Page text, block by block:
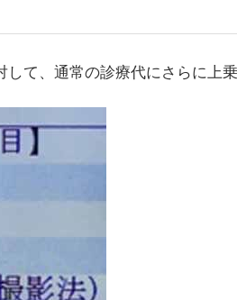
て、通常の診療代にさらに上